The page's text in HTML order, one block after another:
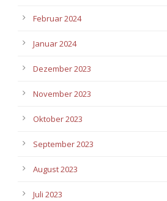
Februar 2024
Januar 2024
Dezember 2023
November 2023
Oktober 2023
September 2023
August 2023
Juli 2023